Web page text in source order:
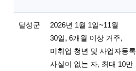
달성군
2026년 1월 1일~11월
30일, 6개월 이상 거주,
미취업 청년 및 사업자등록
사실이 없는 자, 최대 10만